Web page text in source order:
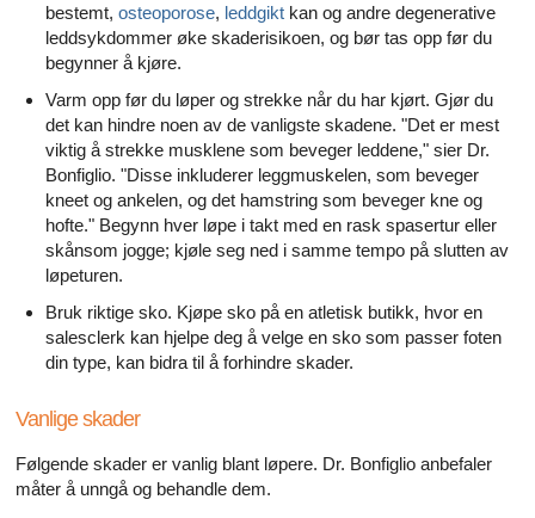
bestemt, osteoporose, leddgikt kan og andre degenerative
leddsykdommer øke skaderisikoen, og bør tas opp før du
begynner å kjøre.
Varm opp før du løper og strekke når du har kjørt. Gjør du
det kan hindre noen av de vanligste skadene. "Det er mest
viktig å strekke musklene som beveger leddene," sier Dr.
Bonfiglio. "Disse inkluderer leggmuskelen, som beveger
kneet og ankelen, og det hamstring som beveger kne og
hofte." Begynn hver løpe i takt med en rask spasertur eller
skånsom jogge; kjøle seg ned i samme tempo på slutten av
løpeturen.
Bruk riktige sko. Kjøpe sko på en atletisk butikk, hvor en
salesclerk kan hjelpe deg å velge en sko som passer foten
din type, kan bidra til å forhindre skader.
Vanlige skader
Følgende skader er vanlig blant løpere. Dr. Bonfiglio anbefaler
måter å unngå og behandle dem.